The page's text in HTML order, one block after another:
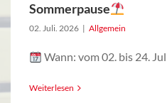
Sommerpause
02. Juli. 2026 | Allgemein
Wann: vom 02. bis 24.
Weiterlesen